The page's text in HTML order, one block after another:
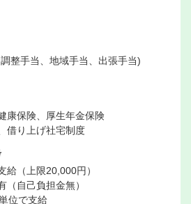
整手当、地域手当、出張手当)
康保険、厚生年金保険
借り上げ社宅制度
（上限20,000円）
自己負担金無）
位で支給